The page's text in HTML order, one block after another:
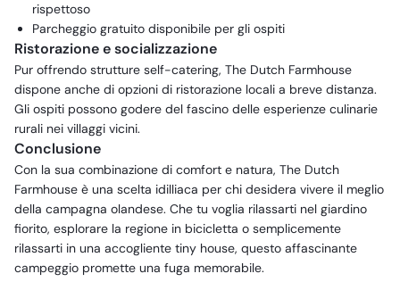
rispettoso
Parcheggio gratuito disponibile per gli ospiti
Ristorazione e socializzazione
Pur offrendo strutture self-catering, The Dutch Farmhouse
dispone anche di opzioni di ristorazione locali a breve distanza.
Gli ospiti possono godere del fascino delle esperienze culinarie
rurali nei villaggi vicini.
Conclusione
Con la sua combinazione di comfort e natura, The Dutch
Farmhouse è una scelta idilliaca per chi desidera vivere il meglio
della campagna olandese. Che tu voglia rilassarti nel giardino
fiorito, esplorare la regione in bicicletta o semplicemente
rilassarti in una accogliente tiny house, questo affascinante
campeggio promette una fuga memorabile.